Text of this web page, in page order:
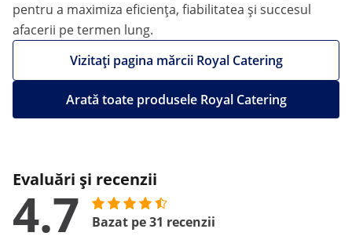
pentru a maximiza eficiența, fiabilitatea și succesul
afacerii pe termen lung.
Vizitați pagina mărcii Royal Catering
Arată toate produsele Royal Catering
Evaluări și recenzii
4.7 Bazat pe 31 recenzii